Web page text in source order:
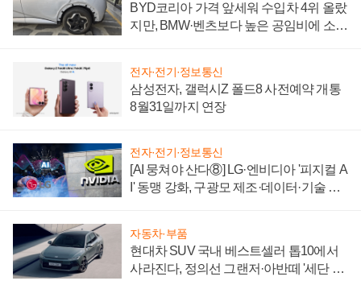
BYD코리아 가격 앞세워 수입차 4위 올랐
지만, BMW·벤츠보다 높은 공임비에 소비
전자·전기·정보통신
삼성전자, 갤럭시Z 폴드8 사전예약 개통
8월31일까지 연장
전자·전기·정보통신
[AI 뭉쳐야 산다⑧] LG·엔비디아 '피지컬 A
I' 동맹 강화, 구광모 제조·데이터·기술 결
자동차·부품
현대차 SUV 국내 베스트셀러 톱10에서
사라진다, 정의선 그랜저·아반떼 '세단 쌍